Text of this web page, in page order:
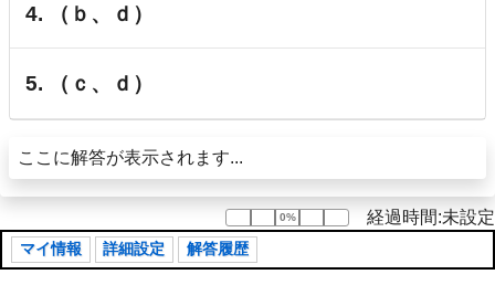
4. （ｂ、ｄ）
5. （ｃ、ｄ）
ここに解答が表示されます...
0%
0% 経過時間:未設定
マイ情報 詳細設定 解答履歴